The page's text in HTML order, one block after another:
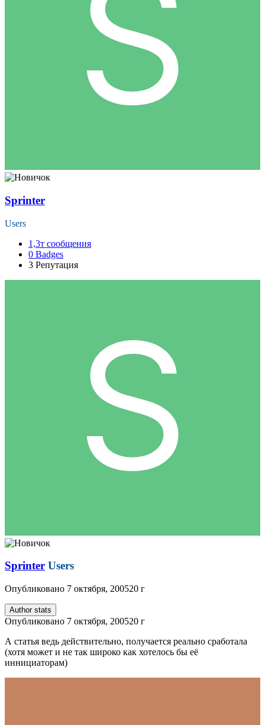
Sprinter
Users
1,3т сообщения
0 Badges
3 Репутация
Sprinter Users
Опубликовано 7 октября, 200520 г
Author stats
Опубликовано 7 октября, 200520 г
А статья ведь действительно, получается реально сработала
(хотя может и не так широко как хотелось бы её
иннициаторам)